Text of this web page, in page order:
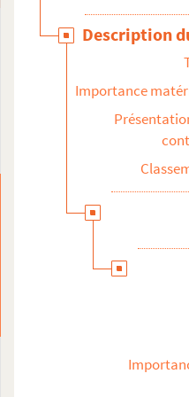
Description
Importance